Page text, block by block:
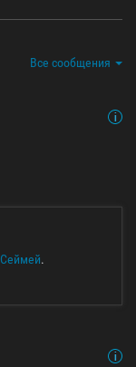
Все сообщения
Сеймей.